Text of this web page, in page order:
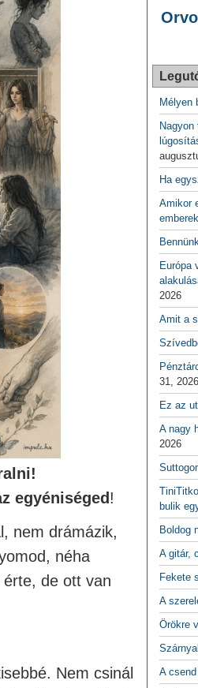
egyéniséged !
nem drámázik,
néha
de ott van
Nem csinál
Mélyen
Ha
Amikor
Európa
2026
Amit a
31, 2026
Ez az
A nagy
2026
bulik
Boldog
A gitár,
Fekete
A
Örökre
A